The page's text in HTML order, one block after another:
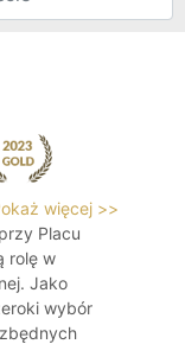
więcej >>
Placu
rolę w
Jako
wybór